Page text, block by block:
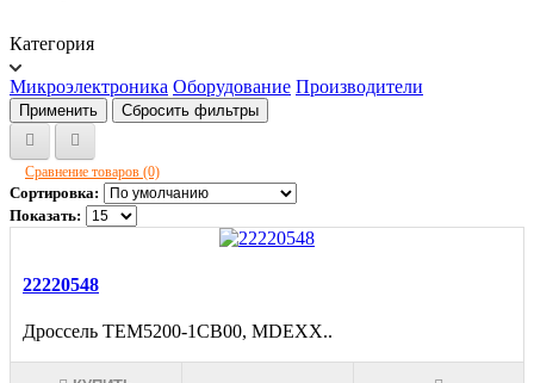
Категория
Микроэлектроника Оборудование Производители
Применить Сбросить фильтры
Сравнение товаров (0)
Сортировка:
Показать:
22220548
Дроссель TEM5200-1CB00, MDEXX..